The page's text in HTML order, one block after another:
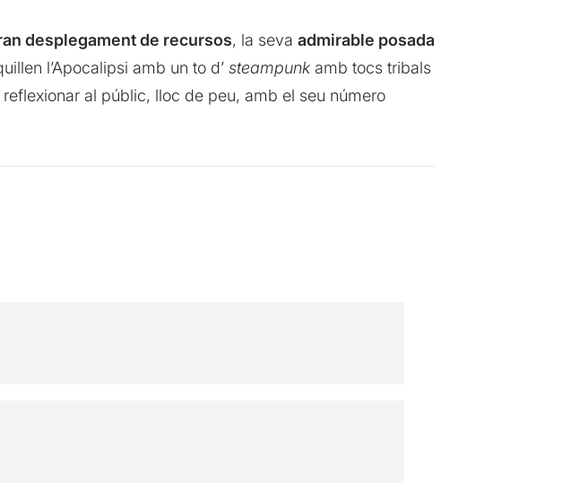
desplegament de recursos, la seva admirable posada
l’Apocalipsi amb un to d’steampunkamb tocs tribals
al públic, lloc de peu, amb el seu número